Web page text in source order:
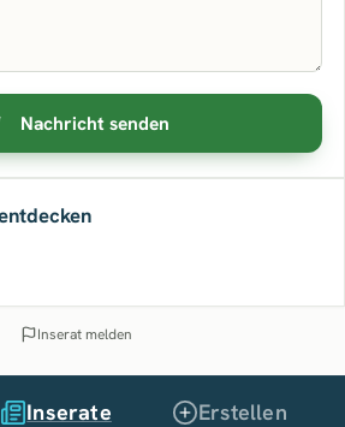
Nachricht senden
Inserat melden
Inserate Erstellen